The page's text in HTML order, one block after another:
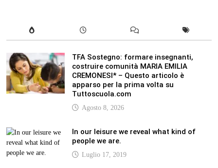
TFA Sostegno: formare insegnanti,
costruire comunità MARIA EMILIA
CREMONESI* – Questo articolo è
apparso per la prima volta su
Tuttoscuola.com
Agosto 8, 2026
In our leisure we reveal what kind of
people we are.
Luglio 17, 2019